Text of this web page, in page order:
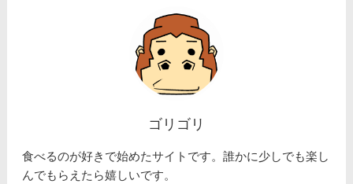
ゴリゴリ
食べるのが好きで始めたサイトです。誰かに少しでも楽し
んでもらえたら嬉しいです。